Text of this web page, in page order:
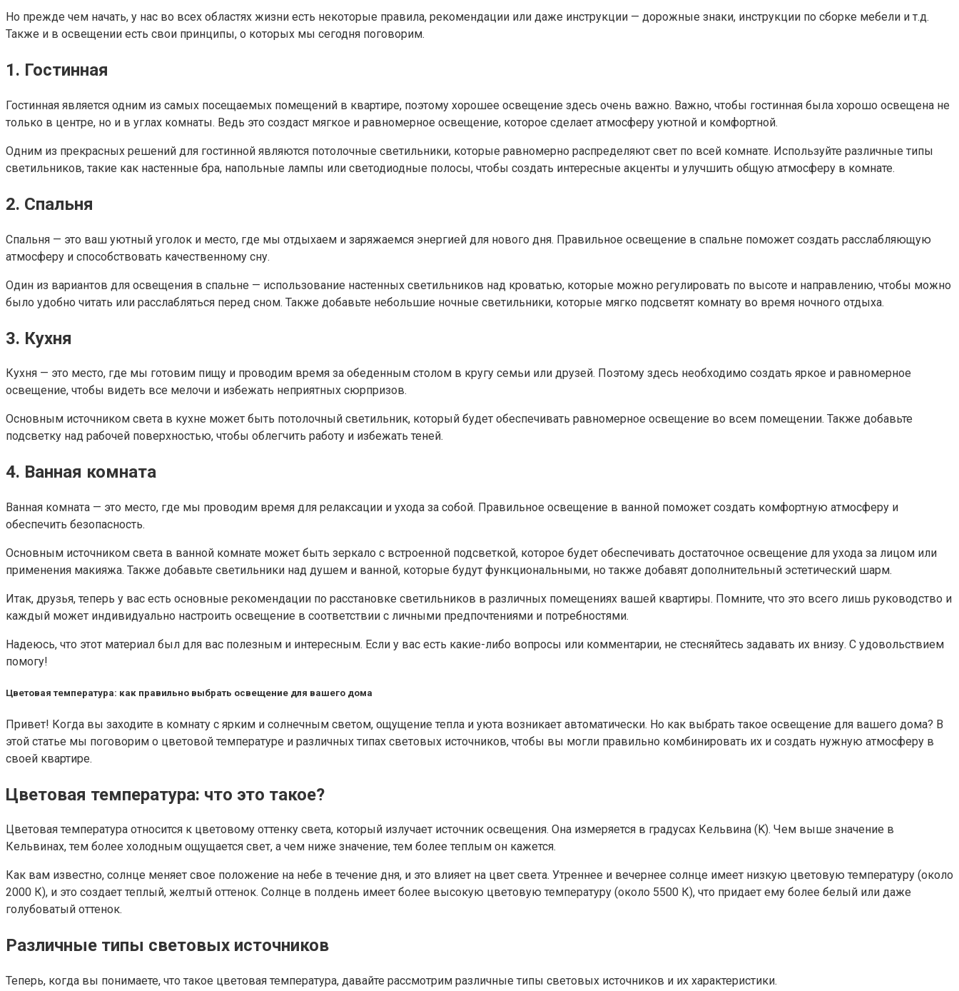
Но прежде чем начать, у нас во всех областях жизни есть некоторые правила, рекомендации или даже инструкции — дорожные знаки, инструкции по сборке мебели и т.д.
Также и в освещении есть свои принципы, о которых мы сегодня поговорим.
1. Гостинная
Гостинная является одним из самых посещаемых помещений в квартире, поэтому хорошее освещение здесь очень важно. Важно, чтобы гостинная была хорошо освещена не
только в центре, но и в углах комнаты. Ведь это создаст мягкое и равномерное освещение, которое сделает атмосферу уютной и комфортной.
Одним из прекрасных решений для гостинной являются потолочные светильники, которые равномерно распределяют свет по всей комнате. Используйте различные типы
светильников, такие как настенные бра, напольные лампы или светодиодные полосы, чтобы создать интересные акценты и улучшить общую атмосферу в комнате.
2. Спальня
Спальня — это ваш уютный уголок и место, где мы отдыхаем и заряжаемся энергией для нового дня. Правильное освещение в спальне поможет создать расслабляющую
атмосферу и способствовать качественному сну.
Один из вариантов для освещения в спальне — использование настенных светильников над кроватью, которые можно регулировать по высоте и направлению, чтобы можно
было удобно читать или расслабляться перед сном. Также добавьте небольшие ночные светильники, которые мягко подсветят комнату во время ночного отдыха.
3. Кухня
Кухня — это место, где мы готовим пищу и проводим время за обеденным столом в кругу семьи или друзей. Поэтому здесь необходимо создать яркое и равномерное
освещение, чтобы видеть все мелочи и избежать неприятных сюрпризов.
Основным источником света в кухне может быть потолочный светильник, который будет обеспечивать равномерное освещение во всем помещении. Также добавьте
подсветку над рабочей поверхностью, чтобы облегчить работу и избежать теней.
4. Ванная комната
Ванная комната — это место, где мы проводим время для релаксации и ухода за собой. Правильное освещение в ванной поможет создать комфортную атмосферу и
обеспечить безопасность.
Основным источником света в ванной комнате может быть зеркало с встроенной подсветкой, которое будет обеспечивать достаточное освещение для ухода за лицом или
применения макияжа. Также добавьте светильники над душем и ванной, которые будут функциональными, но также добавят дополнительный эстетический шарм.
Итак, друзья, теперь у вас есть основные рекомендации по расстановке светильников в различных помещениях вашей квартиры. Помните, что это всего лишь руководство и
каждый может индивидуально настроить освещение в соответствии с личными предпочтениями и потребностями.
Надеюсь, что этот материал был для вас полезным и интересным. Если у вас есть какие-либо вопросы или комментарии, не стесняйтесь задавать их внизу. С удовольствием
помогу!
Цветовая температура: как правильно выбрать освещение для вашего дома
Привет! Когда вы заходите в комнату с ярким и солнечным светом, ощущение тепла и уюта возникает автоматически. Но как выбрать такое освещение для вашего дома? В
этой статье мы поговорим о цветовой температуре и различных типах световых источников, чтобы вы могли правильно комбинировать их и создать нужную атмосферу в
своей квартире.
Цветовая температура: что это такое?
Цветовая температура относится к цветовому оттенку света, который излучает источник освещения. Она измеряется в градусах Кельвина (K). Чем выше значение в
Кельвинах, тем более холодным ощущается свет, а чем ниже значение, тем более теплым он кажется.
Как вам известно, солнце меняет свое положение на небе в течение дня, и это влияет на цвет света. Утреннее и вечернее солнце имеет низкую цветовую температуру (около
2000 К), и это создает теплый, желтый оттенок. Солнце в полдень имеет более высокую цветовую температуру (около 5500 К), что придает ему более белый или даже
голубоватый оттенок.
Различные типы световых источников
Теперь, когда вы понимаете, что такое цветовая температура, давайте рассмотрим различные типы световых источников и их характеристики.